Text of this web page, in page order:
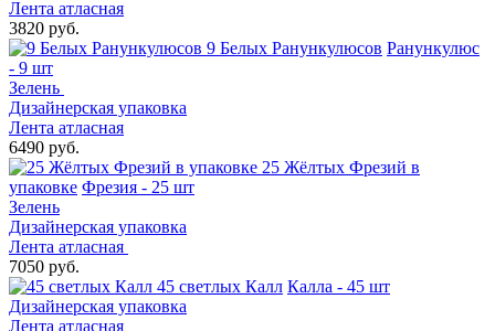
Лента атласная
3820 руб.
9 Белых Ранункулюсов Ранункулюс
- 9 шт
Зелень
Дизайнерская упаковка
Лента атласная
6490 руб.
25 Жёлтых Фрезий в
упаковке Фрезия - 25 шт
Зелень
Дизайнерская упаковка
Лента атласная
7050 руб.
45 светлых Калл Калла - 45 шт
Дизайнерская упаковка
Лента атласная